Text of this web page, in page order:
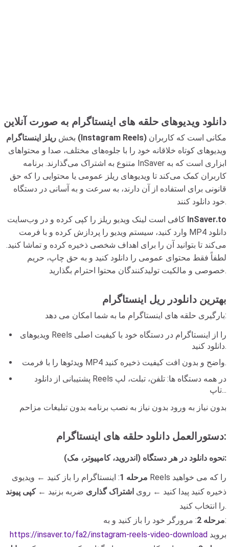
دانلود ویدیوهای حلقه های اینستاگرام به صورت آنلاین
بخش ریلز اینستاگرام (Instagram Reels)
ویدیوهای کوتاه خلاقانه خود را با جلوه‌های مختلف، صدا و محتواهای
متنوع به اشتراک می‌گذارند. برنامه InSaver ابزاری است که به
کاربران کمک می‌کند تا ویدیوهای ریلز عمومی یا محتوایی را که حق
قانونی برای استفاده از آن دارند، به سرعت و به آسانی در دستگاه
خود دانلود کنند.
InSaver.to
وارد کنید، سیستم ویدیو را پردازش کرده و با فرمت MP4 دانلود
می‌کند تا بتوانید آن را برای اهداف شخصی ذخیره کرده و تماشا کنید.
لطفاً فقط محتوای عمومی را دانلود کنید و به حق چاپ، حریم
خصوصی و مالکیت تولیدکنندگان محتوا احترام بگذارید.
بهترین دانلودر ریل اینستاگرام
بارگیری حلقه های اینستاگرام ما به شما امکان می دهد:
ویدیوهای Reels را از اینستاگرام در دستگاه خود با کیفیت اصلی
دانلود کنید.
ویدئوها را با فرمت MP4 واضح و بدون افت کیفیت ذخیره کنید.
پشتیبانی از دانلود Reels در همه دستگاه ها: تلفن، تبلت، لپ
تاپ...
بدون نیاز به ورود بدون نیاز به نصب برنامه بدون تبلیغات مزاحم
دستورالعمل دانلود حلقه های اینستاگرام:
نحوه دانلود در هر دستگاه (اندروید، کامپیوتر، مک):
مرحله 1
: اینستاگرام را باز کنید ← ویدیوی Reels را که می خواهید
ذخیره کنید پیدا کنید ← روی اشتراک گذاری ضربه بزنید ←کپی پیوند
را انتخاب کنید.
مرحله 2: مرورگر خود را باز کنید و به:
https://insaver.to/fa2/instagram-reels-video-download بروید